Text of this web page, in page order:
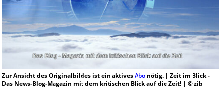
Zur Ansicht des Originalbildes ist ein aktivesAbonötig. | Zeit im Blick -
Das News-Blog-Magazin mit dem kritischen Blick auf die Zeit! | © zib